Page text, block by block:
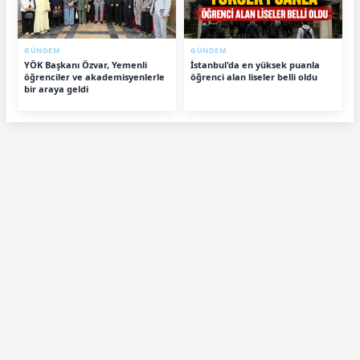
GÜNDEM
YÖK Başkanı Özvar, Yemenli
öğrenciler ve akademisyenlerle
bir araya geldi
GÜNDEM
İstanbul'da en yüksek puanla
öğrenci alan liseler belli oldu